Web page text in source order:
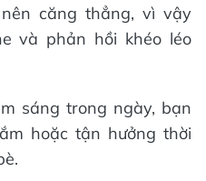
căng thẳng, vì vậy
và phản hồi khéo léo
sáng trong ngày, bạn
hoặc tận hưởng thời